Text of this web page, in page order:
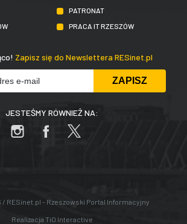
PATRONAT
PRACA IT RZESZÓW
Zapisz się do Newslettera RESinet.pl
JESTEŚMY RÓWNIEŻ NA:
RESinet.pl - Rzeszowski Portal Informacyjny
Realizacja TiO Interactive